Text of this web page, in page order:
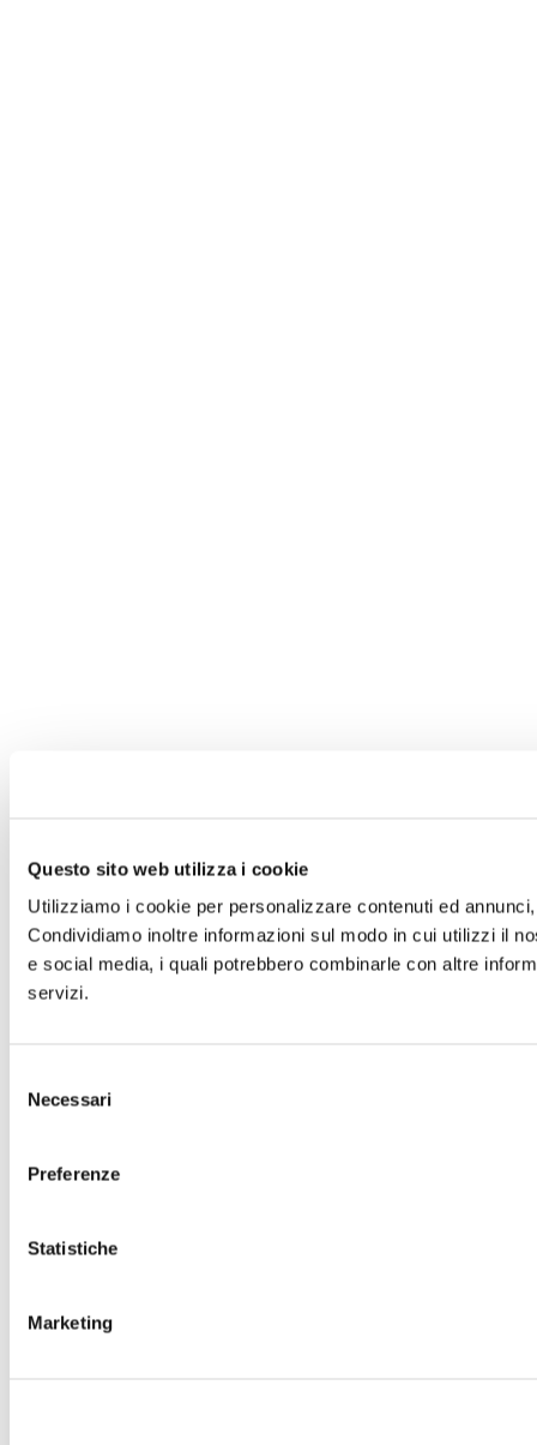
Questo sito web utilizza i cookie
Utilizziamo i cookie per personalizzare contenuti ed
Condividiamo inoltre informazioni sul modo in cui utilizzi il
e social media, i quali potrebbero combinarle con altre
servizi.
delNecessari
Preferenze
Statistiche
Marketing